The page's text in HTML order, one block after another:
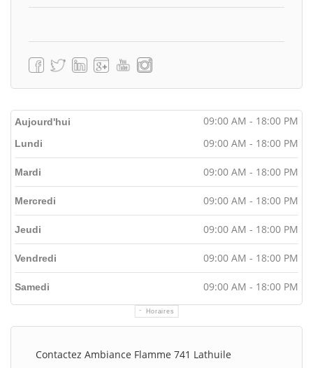
Aujourd'hui 09:00 AM - 18:00 PM
Horaires
Lundi 09:00 AM - 18:00 PM
Mardi 09:00 AM - 18:00 PM
Mercredi 09:00 AM - 18:00 PM
Jeudi 09:00 AM - 18:00 PM
Vendredi 09:00 AM - 18:00 PM
Samedi 09:00 AM - 18:00 PM
Contactez Ambiance Flamme 741 Lathuile